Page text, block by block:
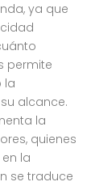
ya que
permite
la
alcance.
la
quienes
la
se traduce